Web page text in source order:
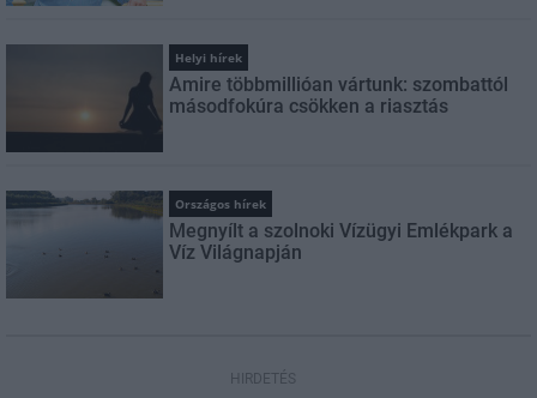
Helyi hírek
Amire többmillióan vártunk: szombattól
másodfokúra csökken a riasztás
Országos hírek
Megnyílt a szolnoki Vízügyi Emlékpark a
Víz Világnapján
HIRDETÉS